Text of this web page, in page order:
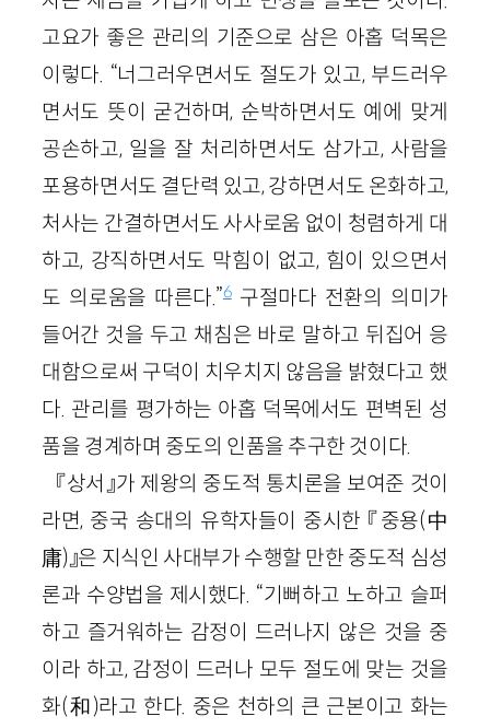
고요가 좋은 관리의 기준으로 삼은 아홉 덕목은
이렇다. “너그러우면서도 절도가 있고, 부드러우
면서도 뜻이 굳건하며, 순박하면서도 예에 맞게
공손하고, 일을 잘 처리하면서도 삼가고, 사람을
포용하면서도 결단력 있고, 강하면서도 온화하고,
처사는 간결하면서도 사사로움 없이 청렴하게 대
하고, 강직하면서도 막힘이 없고, 힘이 있으면서
도 의로움을 따른다.”6구절마다 전환의 의미가
들어간 것을 두고 채침은 바로 말하고 뒤집어 응
대함으로써 구덕이 치우치지 않음을 밝혔다고 했
다. 관리를 평가하는 아홉 덕목에서도 편벽된 성
품을 경계하며 중도의 인품을 추구한 것이다.
『상서』가 제왕의 중도적 통치론을 보여준 것이
라면, 중국 송대의 유학자들이 중시한 『중용(中
庸)』은 지식인 사대부가 수행할 만한 중도적 심성
론과 수양법을 제시했다. “기뻐하고 노하고 슬퍼
하고 즐거워하는 감정이 드러나지 않은 것을 중
이라 하고, 감정이 드러나 모두 절도에 맞는 것을
화(和)라고 한다. 중은 천하의 큰 근본이고 화는